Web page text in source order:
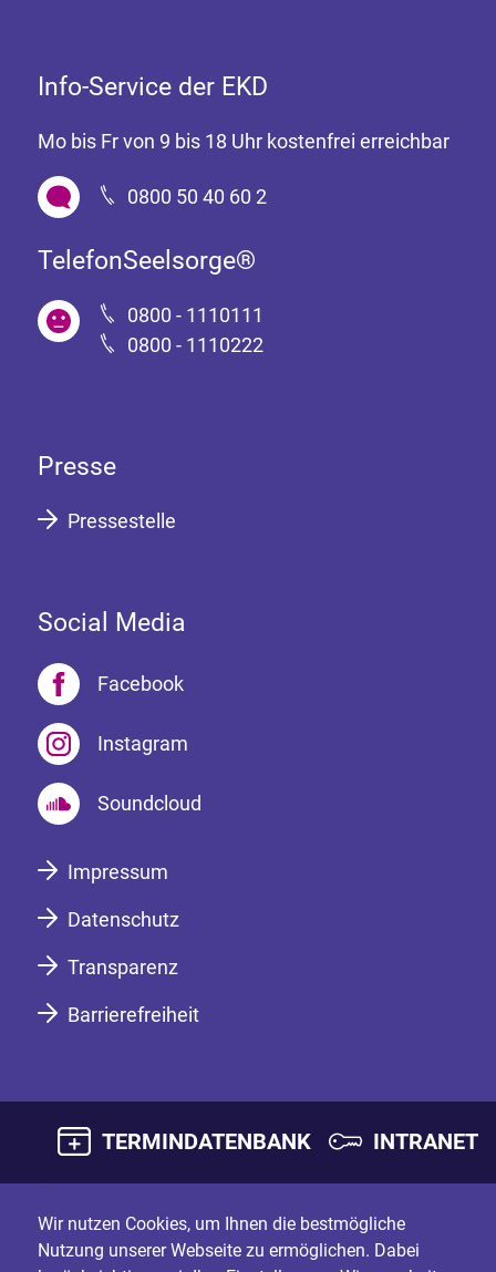
Info-Service der EKD
Mo bis Fr von 9 bis 18 Uhr kostenfrei erreichbar
0800 50 40 60 2
TelefonSeelsorge®
0800 - 1110111
0800 - 1110222
Presse
Pressestelle
Social Media
Facebook
Instagram
Soundcloud
Impressum
Datenschutz
Transparenz
Barrierefreiheit
TERMINDATENBANK INTRANET
Wir nutzen Cookies, um Ihnen die bestmögliche
Nutzung unserer Webseite zu ermöglichen. Dabei